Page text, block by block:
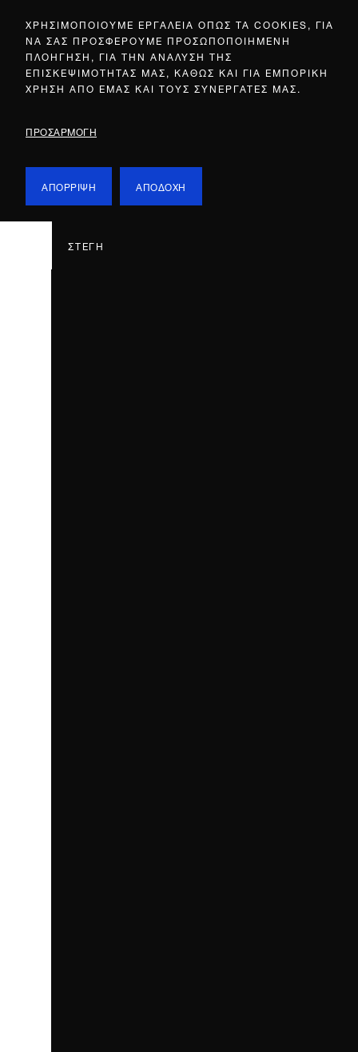
ΧΡΗΣΙΜΟΠΟΙΟΥΜΕ ΕΡΓΑΛΕΙΑ ΟΠΩΣ ΤΑ COOKIES, ΓΙΑ
ΝΑ ΣΑΣ ΠΡΟΣΦΕΡΟΥΜΕ ΠΡΟΣΩΠΟΠΟΙΗΜΕΝΗ
ΠΛΟΗΓΗΣΗ, ΓΙΑ ΤΗΝ ΑΝΑΛΥΣΗ ΤΗΣ
ΕΠΙΣΚΕΨΙΜΟΤΗΤΑΣ ΜΑΣ, ΚΑΘΩΣ ΚΑΙ ΓΙΑ ΕΜΠΟΡΙΚΗ
ΧΡΗΣΗ ΑΠΟ ΕΜΑΣ ΚΑΙ ΤΟΥΣ ΣΥΝΕΡΓΑΤΕΣ ΜΑΣ.
ΠΡΟΣΑΡΜΟΓΗ
ΑΠΟΡΡΙΨΗ ΑΠΟΔΟΧΗ
ΣΤΕΓΗ